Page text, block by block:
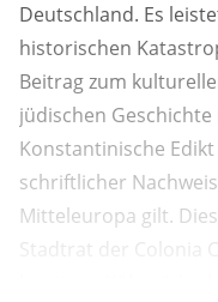
Deutschland. Es
historischen
Beitrag zum
jüdischen
Konstantinische
schriftlicher
Mitteleuropa gilt.
Stadtrat der Colonia